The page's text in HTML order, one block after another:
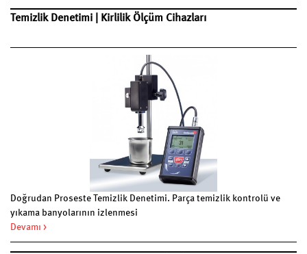
Temizlik Denetimi | Kirlilik Ölçüm Cihazları
Doğrudan Proseste Temizlik Denetimi. Parça temizlik kontrolü ve
yıkama banyolarının izlenmesi
Devamı >